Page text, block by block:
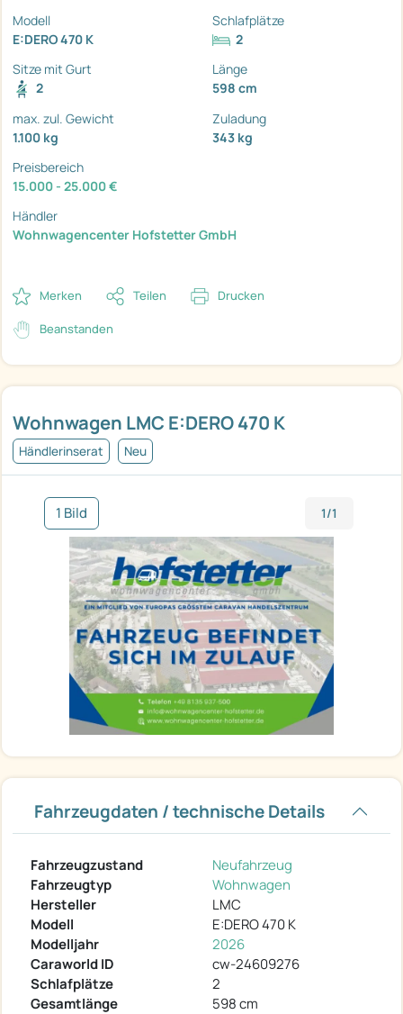
Wohnwagen LMC E:DERO 470 K
Händlerinserat Neu
1 Bild 1/1
Fahrzeugdaten / technische Details
Fahrzeugzustand
Neufahrzeug
Fahrzeugtyp
Wohnwagen
Hersteller
LMC
Modell
E:DERO 470 K
Modelljahr
2026
Caraworld ID
cw-24609276
Schlafplätze
2
Gesamtlänge
598 cm
Modell
E:DERO 470 K
Schlafplätze
2
Sitze mit Gurt
2
Länge
598 cm
max. zul. Gewicht
1.100 kg
Zuladung
343 kg
Preisbereich
15.000 - 25.000 €
Händler
Wohnwagencenter Hofstetter GmbH
Merken Teilen Drucken
Beanstanden